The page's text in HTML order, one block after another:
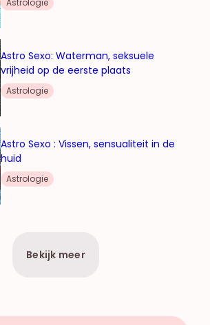
Astrologie
Astro Sexo: Waterman, seksuele
vrijheid op de eerste plaats
Astrologie
Astro Sexo : Vissen, sensualiteit in de
huid
Astrologie
Bekijk meer